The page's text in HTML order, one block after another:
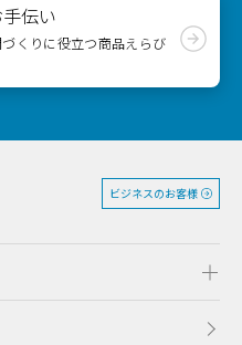
伝い
くりに役立つ商品えらび
ビジネスのお客様